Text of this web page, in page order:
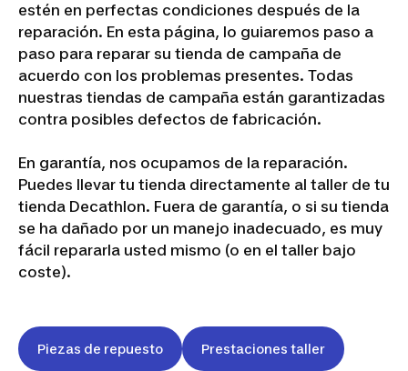
estén en perfectas condiciones después de la
reparación. En esta página, lo guiaremos paso a
paso para reparar su tienda de campaña de
acuerdo con los problemas presentes. Todas
nuestras tiendas de campaña están garantizadas
contra posibles defectos de fabricación.
En garantía, nos ocupamos de la reparación.
Puedes llevar tu tienda directamente al taller de tu
tienda Decathlon. Fuera de garantía, o si su tienda
se ha dañado por un manejo inadecuado, es muy
fácil repararla usted mismo (o en el taller bajo
coste).
Piezas de repuesto Prestaciones taller